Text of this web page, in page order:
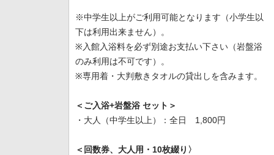
※中学生以上がご利用可能となります（小学生以
下は利用出来ません）。
※入館入浴料を必ず別途お支払い下さい（岩盤浴
のみ利用は不可です）。
※専用着・大判敷きタオルの貸出しを含みます。
＜ご入浴+岩盤浴 セット＞
・大人（中学生以上）：全日 1,800円
＜回数券、大人用・10枚綴り〉